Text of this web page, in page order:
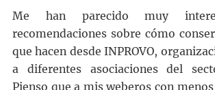
Me han parecido muy
recomendaciones sobre cómo
que hacen desde INPROVO,
a diferentes asociaciones del
Pienso que a mis weberos con